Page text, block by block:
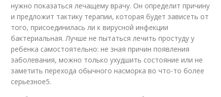
нужно показаться лечащему врачу. Он определит причину
и предложит тактику терапии, которая будет зависеть от
того, присоединилась ли к вирусной инфекции
бактериальная. Лучше не пытаться лечить простуду у
ребенка самостоятельно: не зная причин появления
заболевания, можно только ухудшить состояние или не
заметить перехода обычного насморка во что-то более
серьезное5.